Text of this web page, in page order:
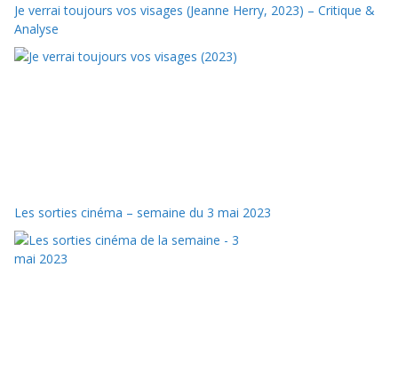
Je verrai toujours vos visages (Jeanne Herry, 2023) – Critique &
Analyse
Les sorties cinéma – semaine du 3 mai 2023